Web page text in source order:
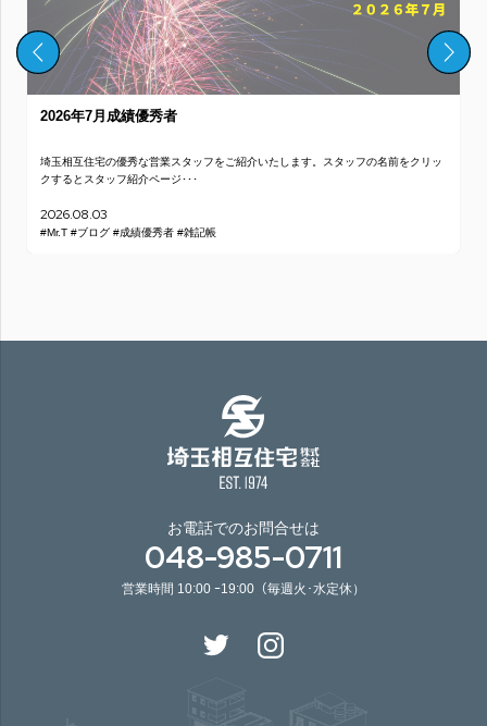
信頼できる不動産会社の選び方【不動産購入編】
不動産の購入を考えた際、多くの人が「どの物件を買おう？」と物件情報を探すこ
とに熱心になります。 しか･･･
2026.05.10
#Mr.T #不動産購入
お電話でのお問合せは
048-985-0711
営業時間 10:00 ｰ19:00（毎週火･水定休）